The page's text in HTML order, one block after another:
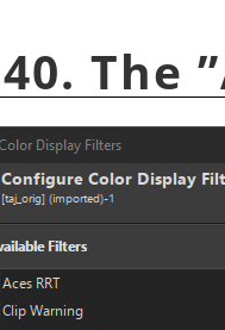
The ”